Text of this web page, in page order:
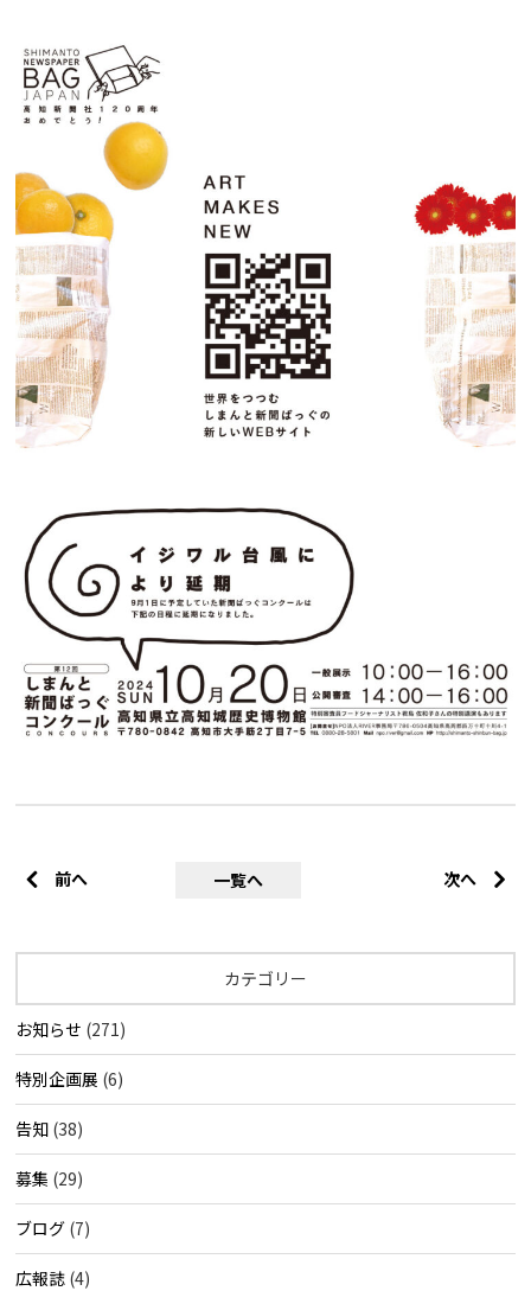
前へ 一覧へ 次へ
カテゴリー
お知らせ (271)
特別企画展 (6)
告知 (38)
募集 (29)
ブログ (7)
広報誌 (4)